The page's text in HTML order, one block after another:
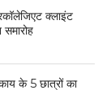
क्लाइंट
के 5 छात्रों का